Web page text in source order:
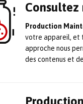
Production
votre appareil, et
approche nous
des contenus et